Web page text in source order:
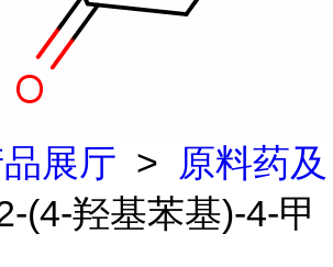
展厅 >
原料药及
(4-羟基苯基)-4-甲